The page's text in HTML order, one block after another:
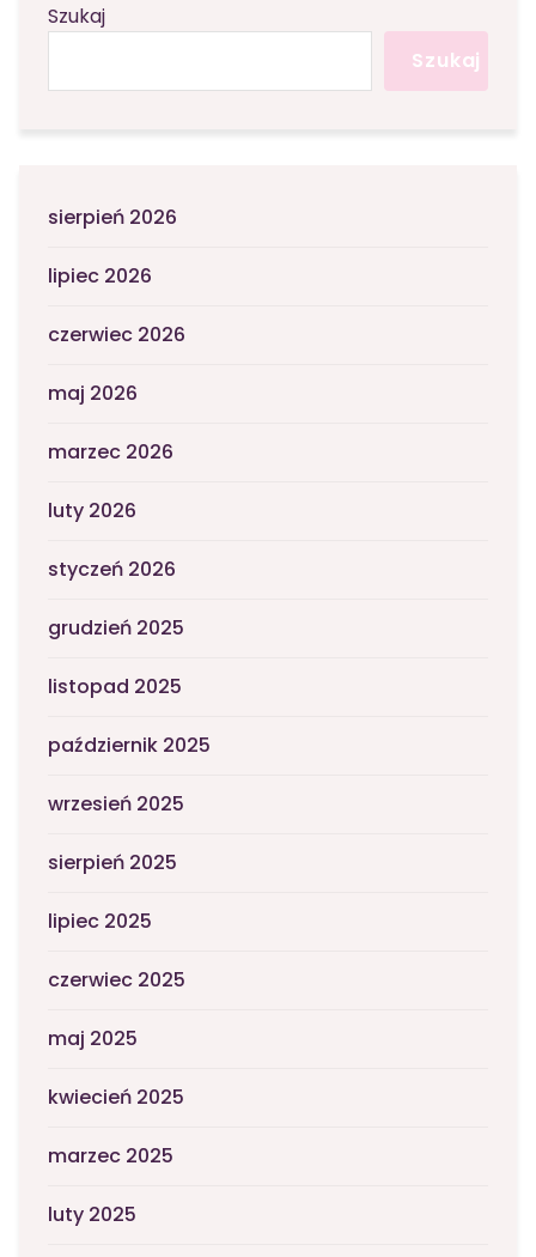
Szukaj
Szukaj
sierpień 2026
lipiec 2026
czerwiec 2026
maj 2026
marzec 2026
luty 2026
styczeń 2026
grudzień 2025
listopad 2025
październik 2025
wrzesień 2025
sierpień 2025
lipiec 2025
czerwiec 2025
maj 2025
kwiecień 2025
marzec 2025
luty 2025